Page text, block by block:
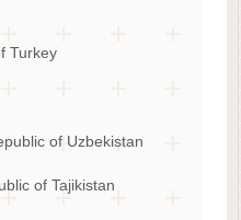
Turkey
of Uzbekistan
of Tajikistan